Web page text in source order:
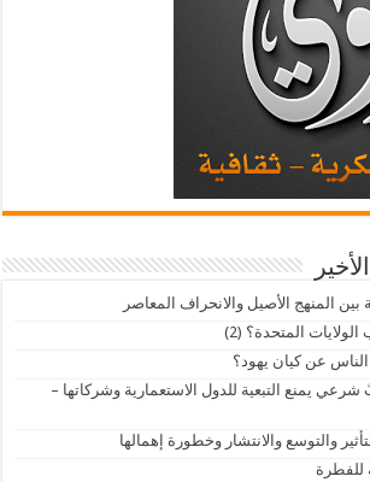
بين المنهج الأصيل والانحراف المعاصر
المتحدة؟ (2)
عن كيان يهود؟
يمنع التبعية للدول الاستعمارية وشركاتها –
والتوسع والانتشار وخطورة إهمالها
للفطرة